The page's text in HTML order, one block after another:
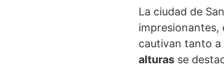
La ciudad de
impresionantes,
cautivan tanto a
alturas se